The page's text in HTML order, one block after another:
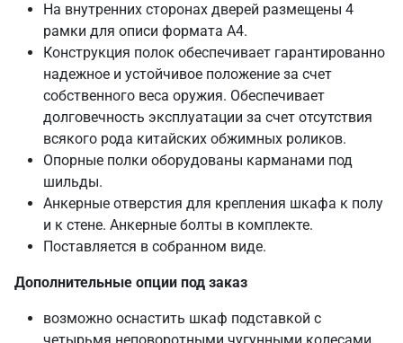
На внутренних сторонах дверей размещены 4
рамки для описи формата А4.
Конструкция полок обеспечивает гарантированно
надежное и устойчивое положение за счет
собственного веса оружия. Обеспечивает
долговечность эксплуатации за счет отсутствия
всякого рода китайских обжимных роликов.
Опорные полки оборудованы карманами под
шильды.
Анкерные отверстия для крепления шкафа к полу
и к стене. Анкерные болты в комплекте.
Поставляется в собранном виде.
Дополнительные опции под заказ
возможно оснастить шкаф подставкой с